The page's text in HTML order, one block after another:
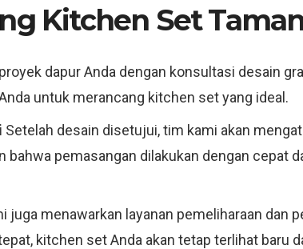
Kitchen Set
dapur Anda dengan konsultasi desain
untuk merancang kitchen set yang ideal.
Setelah desain disetujui, tim kami akan
bahwa pemasangan dilakukan dengan cepat
juga menawarkan layanan pemeliharaan dan
kitchen set Anda akan tetap terlihat baru